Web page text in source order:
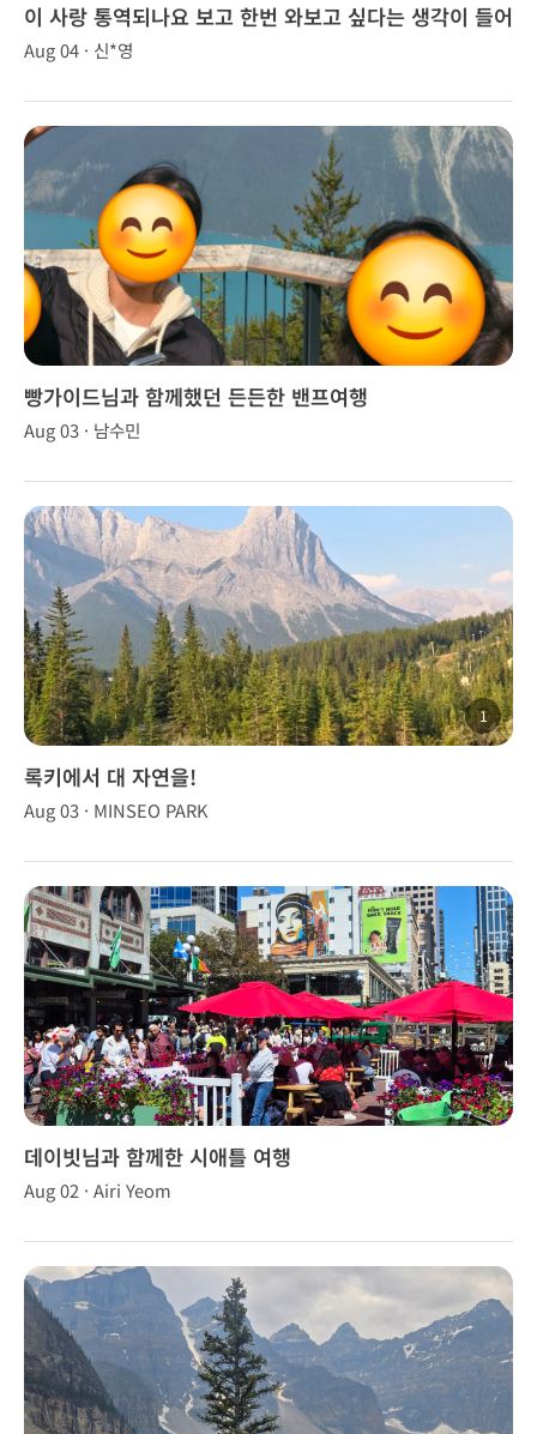
이 사랑 통역되나요 보고 한번 와보고 싶다는 생각이 들어
서 여름휴가차원에서 캐나다 방문
Aug 04 · 신*영
빵가이드님과 함께했던 든든한 밴프여행
Aug 03 · 남수민
1
록키에서 대 자연을!
Aug 03 · MINSEO PARK
데이빗님과 함께한 시애틀 여행
Aug 02 · Airi Yeom